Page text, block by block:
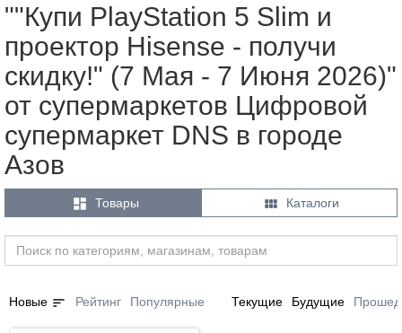
""Купи PlayStation 5 Slim и
проектор Hisense - получи
скидку!" (7 Мая - 7 Июня 2026)"
от супермаркетов Цифровой
супермаркет DNS в городе
Азов
 Товары  Каталоги
Новые sort Рейтинг Популярные Текущие Будущие